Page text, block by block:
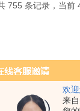
欢迎
来
755 条记录，当前